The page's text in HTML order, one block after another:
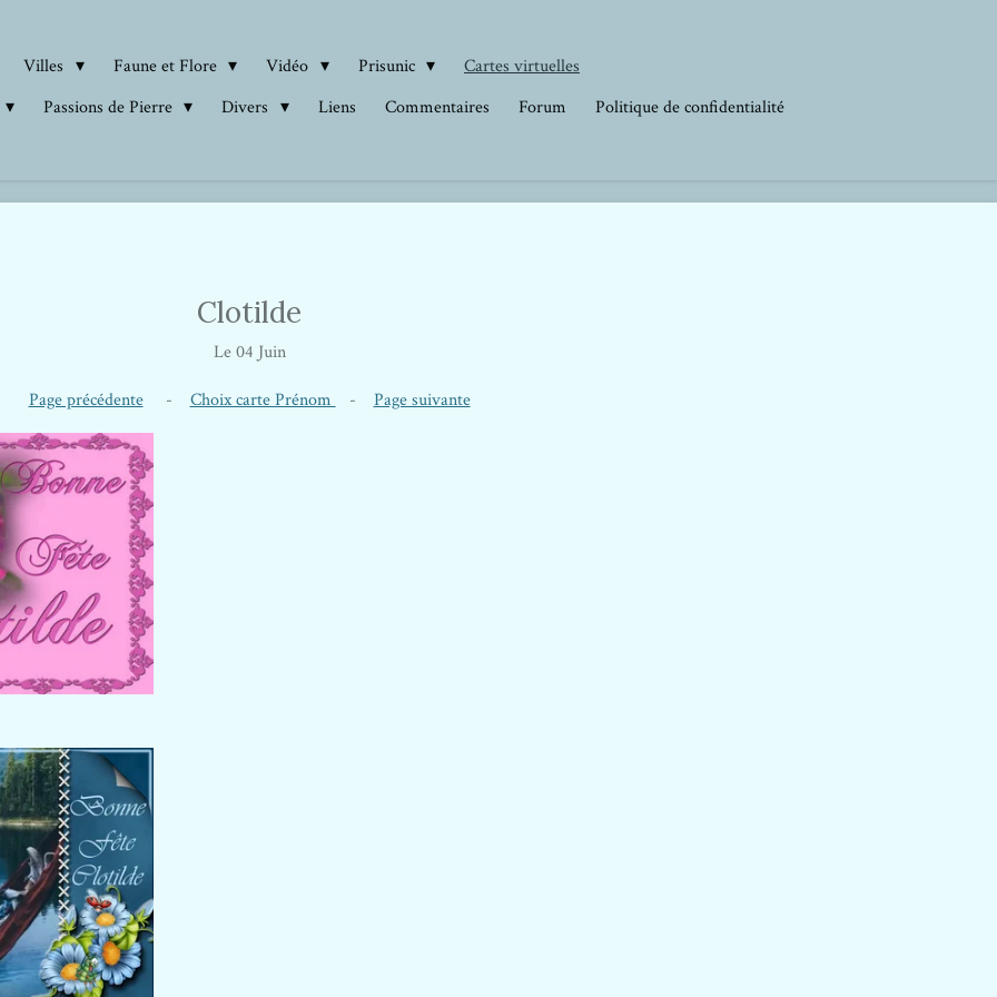
Villes Faune et Flore Vidéo Prisunic
Cartes virtuelles
Passions de Pierre Divers Liens Commentaires Forum
Politique de confidentialité
Clotilde
Le 04 Juin
Page précédente- Choix carte Prénom - Page suivante